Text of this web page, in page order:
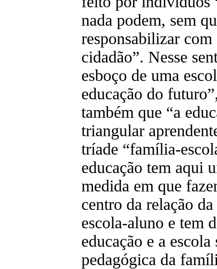
nada podem, sem
responsabilizar
cidadão”. Nesse
esboço de uma
educação do
também que “a
triangular
tríade “família-
educação tem aqui
medida em que
centro da relação
escola-aluno e tem
educação e a
pedagógica da